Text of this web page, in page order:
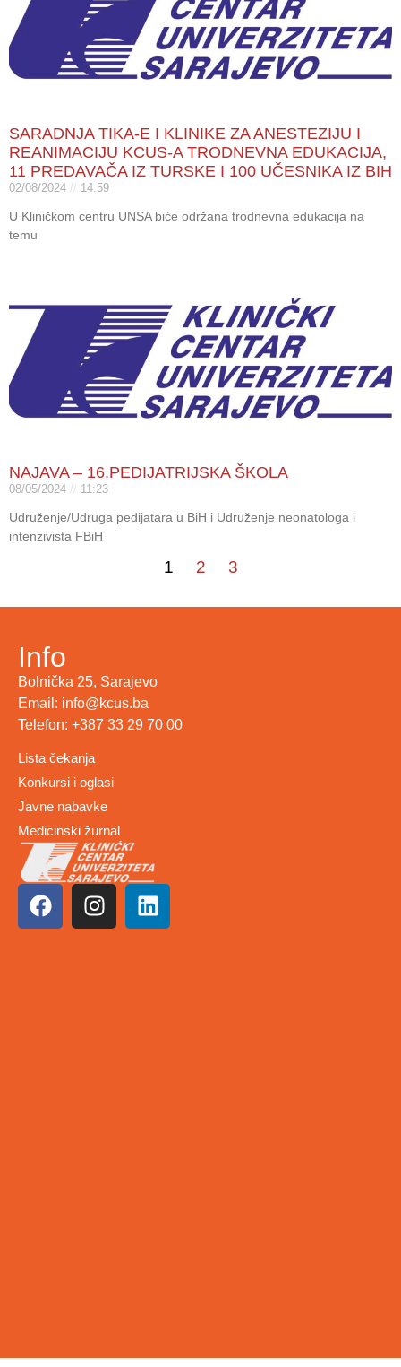
SARADNJA TIKA-E I KLINIKE ZA ANESTEZIJU I
REANIMACIJU KCUS-A TRODNEVNA EDUKACIJA,
11 PREDAVAČA IZ TURSKE I 100 UČESNIKA IZ BIH
02/08/2024 14:59
U Kliničkom centru UNSA biće održana trodnevna edukacija na
temu
NAJAVA – 16.PEDIJATRIJSKA ŠKOLA
08/05/2024 11:23
Udruženje/Udruga pedijatara u BiH i Udruženje neonatologa i
intenzivista FBiH
1 2 3
Info
Bolnička 25, Sarajevo
Email: info@kcus.ba
Telefon: +387 33 29 70 00
Lista čekanja
Konkursi i oglasi
Javne nabavke
Medicinski žurnal